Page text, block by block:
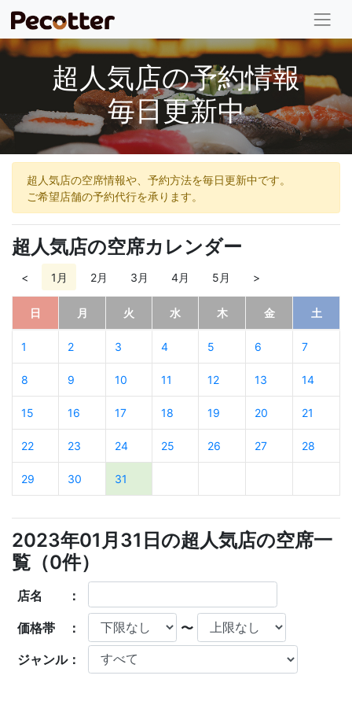
超人気店の予約情報
毎日更新中
超人気店の空席情報や、予約方法を毎日更新中です。
ご希望店舗の予約代行を承ります。
超人気店の空席カレンダー
< 1月 2月 3月 4月 5月 >
日 月 火 水 木 金 土
1 2 3 4 5 6 7
8 9 10 11 12 13 14
15 16 17 18 19 20 21
22 23 24 25 26 27 28
29 30 31
2023年01月31日の超人気店の空席一
覧（0件）
店名 ：
価格帯 ： 〜
ジャンル：